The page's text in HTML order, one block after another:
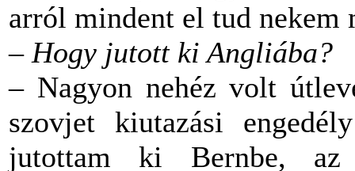
arról mindent el tud nekem
– Hogy jutott ki Angliába?
– Nagyon nehéz volt
szovjet kiutazási
jutottam ki Bernbe, az